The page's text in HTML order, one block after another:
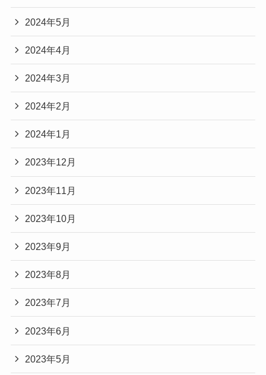
2024年5月
2024年4月
2024年3月
2024年2月
2024年1月
2023年12月
2023年11月
2023年10月
2023年9月
2023年8月
2023年7月
2023年6月
2023年5月